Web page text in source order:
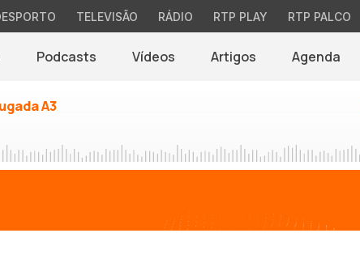
TELEVISÃO RÁDIO RTP PLAY RTP PALCO
Podcasts Vídeos Artigos Agenda
A3